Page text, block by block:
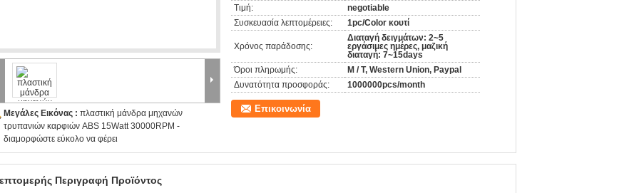
Μεγάλες Εικόνας : πλαστική μάνδρα μηχανών
τρυπανιών καρφιών ABS 15Watt 30000RPM -
διαμορφώστε εύκολο να φέρει
Τιμή:
negotiable
Συσκευασία λεπτομέρειες:
1pc/Color κουτί
Χρόνος παράδοσης:
Διαταγή δειγμάτων: 2~5
εργάσιμες ημέρες, μαζική
διαταγή: 7~15days
Όροι πληρωμής:
Μ / Τ, Western Union, Paypal
Δυνατότητα προσφοράς:
1000000pcs/month
Επικοινωνία
Περιγραφή Προϊόντος